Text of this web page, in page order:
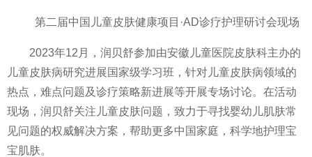
第二届中国儿童皮肤健康项目·AD诊疗护理研讨会现场
2023年12月，润贝舒参加由安徽儿童医院皮肤科主办的
儿童皮肤病研究进展国家级学习班，针对儿童皮肤病领域的
热点，难点问题及诊疗策略新进展等开展专场讨论。在活动
现场，润贝舒关注儿童皮肤问题，致力于寻找婴幼儿肌肤常
见问题的权威解决方案，帮助更多中国家庭，科学地护理宝
宝肌肤。